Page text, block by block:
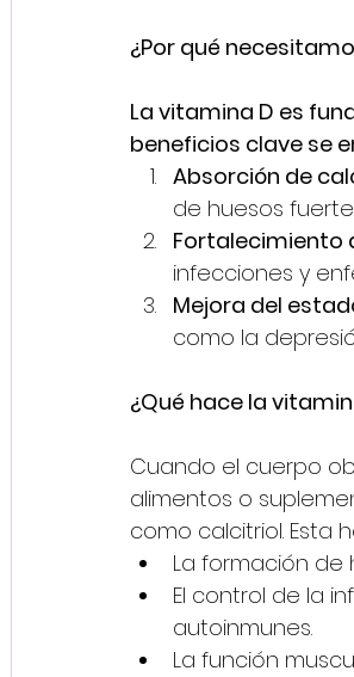
¿Por qué
La vitamina D es
beneficios clave se
Absorción de
de huesos
Fortalecimiento
infecciones y
Mejora del
como la
¿Qué hace la
Cuando el cuerpo
alimentos o
como calcitriol. Esta
La formación de
El control de la
autoinmunes.
La función